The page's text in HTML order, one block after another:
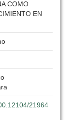
COMO
EN
21964